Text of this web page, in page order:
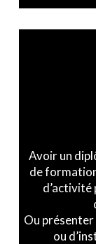
Avoir un
de
d’activité
Ou
ou